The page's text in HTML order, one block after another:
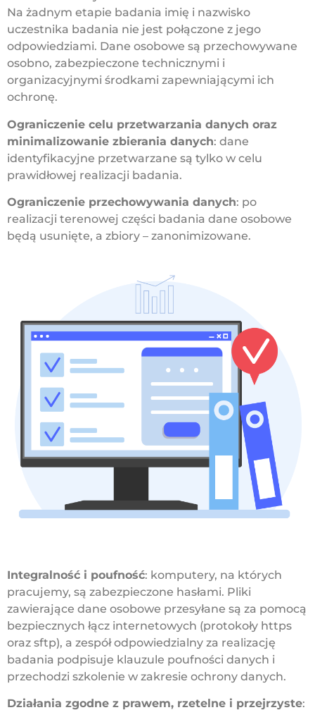
Na żadnym etapie badania imię i nazwisko
uczestnika badania nie jest połączone z jego
odpowiedziami. Dane osobowe są przechowywane
osobno, zabezpieczone technicznymi i
organizacyjnymi środkami zapewniającymi ich
ochronę.
Ograniczenie celu przetwarzania danych oraz
minimalizowanie zbierania danych: dane
identyfikacyjne przetwarzane są tylko w celu
prawidłowej realizacji badania.
Ograniczenie przechowywania danych: po
realizacji terenowej części badania dane osobowe
będą usunięte, a zbiory – zanonimizowane.
Integralność i poufność: komputery, na których
pracujemy, są zabezpieczone hasłami. Pliki
zawierające dane osobowe przesyłane są za pomocą
bezpiecznych łącz internetowych (protokoły https
oraz sftp), a zespół odpowiedzialny za realizację
badania podpisuje klauzule poufności danych i
przechodzi szkolenie w zakresie ochrony danych.
Działania zgodne z prawem, rzetelne i przejrzyste: